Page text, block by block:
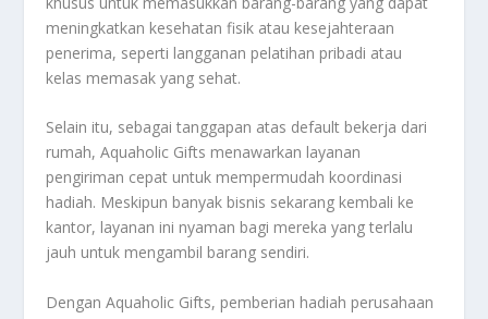
meningkatkan kesehatan fisik atau kesejahteraan
penerima, seperti langganan pelatihan pribadi atau
kelas memasak yang sehat.
Selain itu, sebagai tanggapan atas default bekerja dari
rumah, Aquaholic Gifts menawarkan layanan
pengiriman cepat untuk mempermudah koordinasi
hadiah. Meskipun banyak bisnis sekarang kembali ke
kantor, layanan ini nyaman bagi mereka yang terlalu
jauh untuk mengambil barang sendiri.
Dengan Aquaholic Gifts, pemberian hadiah perusahaan